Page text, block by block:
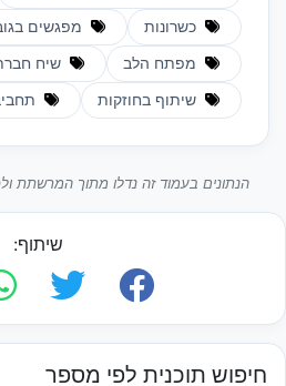
כשרונות מפגשים
מפתח הלב שיח
שיתוף בחוזקות
הנתונים בעמוד זה נדלו מתוך המרשתת
שיתוף:
חיפוש תוכנית לפי מספר